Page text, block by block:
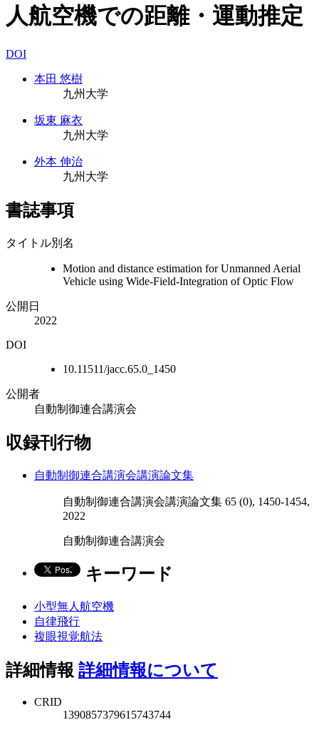
人航空機での距離・運動推定
DOI
本田 悠樹
九州大学
坂東 麻衣
九州大学
外本 伸治
九州大学
書誌事項
タイトル別名
Motion and distance estimation for Unmanned Aerial
Vehicle using Wide-Field-Integration of Optic Flow
公開日
2022
DOI
10.11511/jacc.65.0_1450
公開者
自動制御連合講演会
収録刊行物
自動制御連合講演会講演論文集
自動制御連合講演会講演論文集 65 (0), 1450-1454,
2022
自動制御連合講演会
キーワード
小型無人航空機
自律飛行
複眼視覚航法
詳細情報 詳細情報について
CRID
1390857379615743744